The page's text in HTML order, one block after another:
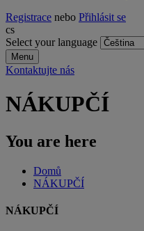
Registrace nebo Přihlásit se
cs
Select your language
Menu
Kontaktujte nás
NÁKUPČÍ
You are here
Domů
NÁKUPČÍ
NÁKUPČÍ